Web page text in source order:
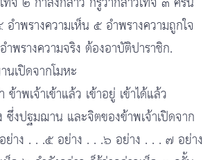
ำพรางความเห็น ๕ อำพรางความถูกใจ
พรางความจริง ต้องอาบัติปาราชิก.
เปิดจากโมหะ
าพเจ้าเข้าแล้ว เข้าอยู่ เข้าได้แล้ว
งปฐมฌาน และจิตของข้าพเจ้าเปิดจาก
าง . . .๕ อย่าง . . .๖ อย่าง . . . ๗ อย่าง